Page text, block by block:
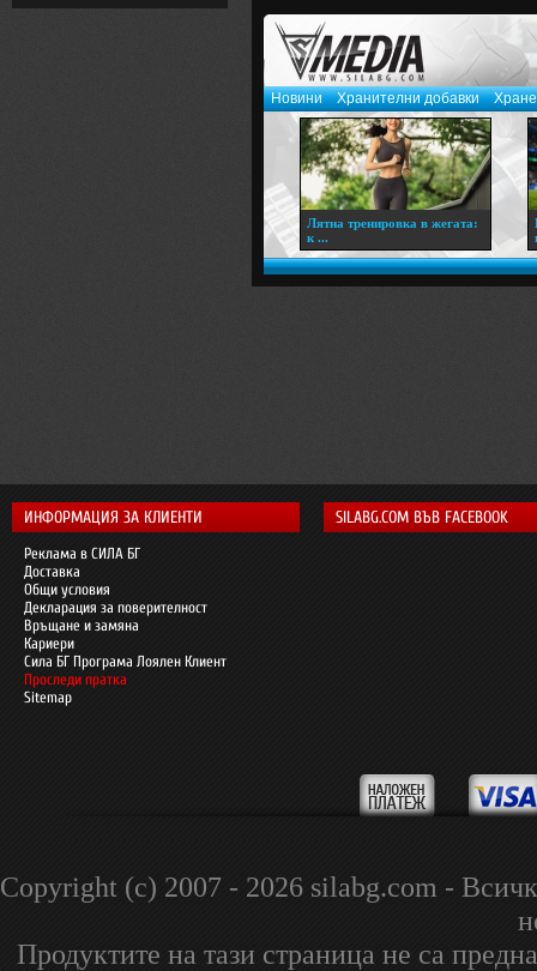
Новини Хранителни добавки
Лятна тренировка в жегата:
к ...
ИНФОРМАЦИЯ ЗА КЛИЕНТИ
Реклама в СИЛА БГ
Доставка
Общи условия
Декларация за поверителност
Връщане и замяна
Кариери
Сила БГ Програма Лоялен Клиент
Проследи пратка
Sitemap
SILABG.COM ВЪВ FACEBOOK
Copyright (c) 2007 - 2026 silabg.com -
Продуктите на тази страница не са